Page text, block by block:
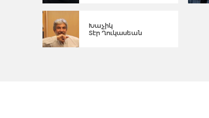
Խաչիկ
Տէր Ղուկասեան